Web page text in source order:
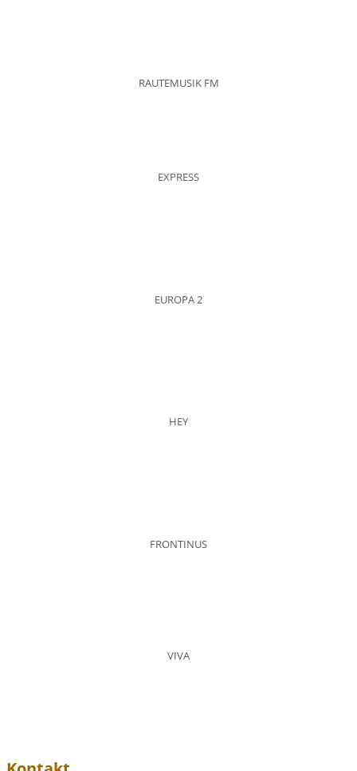
RAUTEMUSIK FM
EXPRESS
EUROPA 2
HEY
FRONTINUS
VIVA